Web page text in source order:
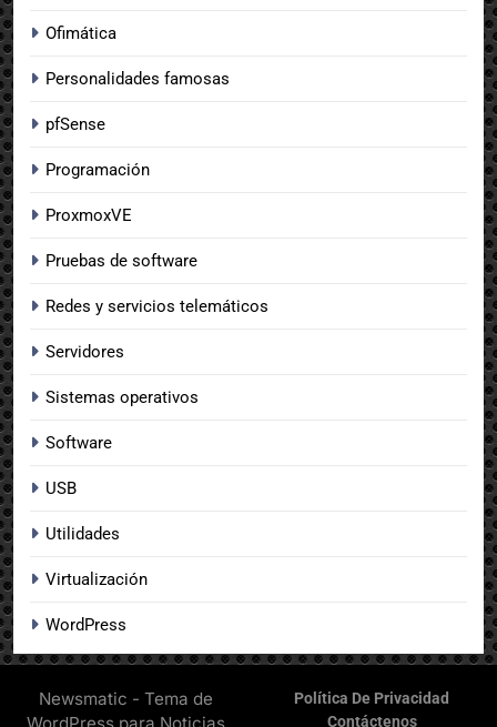
Ofimática
Personalidades famosas
pfSense
Programación
ProxmoxVE
Pruebas de software
Redes y servicios telemáticos
Servidores
Sistemas operativos
Software
USB
Utilidades
Virtualización
WordPress
Newsmatic - Tema de
Política De Privacidad
Contáctenos